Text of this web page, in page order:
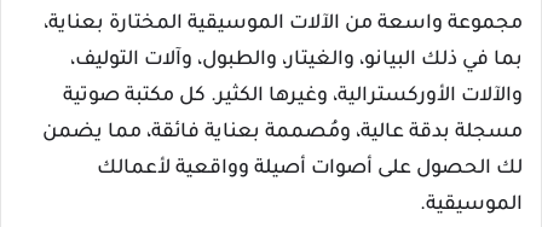
مجموعة واسعة من الآلات الموسيقية المختارة بعناية،
بما في ذلك البيانو، والغيتار، والطبول، وآلات التوليف،
والآلات الأوركسترالية، وغيرها الكثير. كل مكتبة صوتية
مسجلة بدقة عالية، ومُصممة بعناية فائقة، مما يضمن
لك الحصول على أصوات أصيلة وواقعية لأعمالك
الموسيقية.